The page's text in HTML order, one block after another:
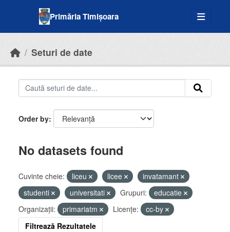
Primăria Timișoara
Seturi de date
Order by
No datasets found
Cuvinte cheie: liceu licee
invatamant
studenti
universitati Grupuri:
educatie
Organizații:
primariatm Licenţe:
cc-by
Filtrează Rezultatele